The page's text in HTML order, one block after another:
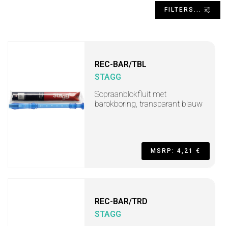
FILTERS...
REC-BAR/TBL
STAGG
Sopraanblokfluit met
barokboring, transparant blauw
MSRP: 4,21 €
REC-BAR/TRD
STAGG